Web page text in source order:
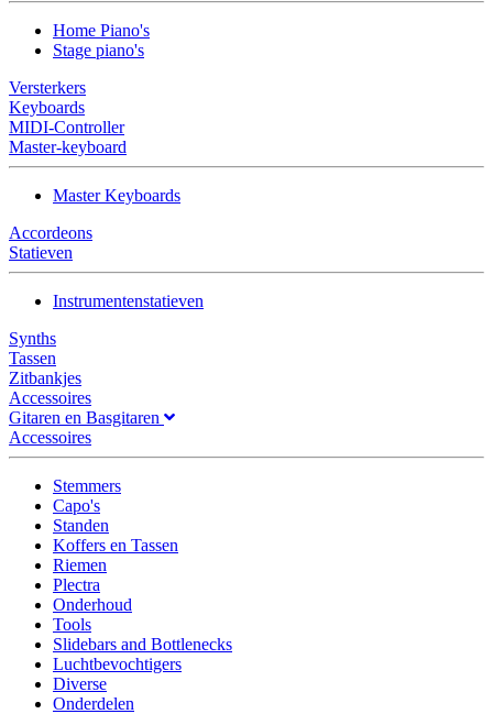
Home Piano's
Stage piano's
Versterkers
Keyboards
MIDI-Controller
Master-keyboard
Master Keyboards
Accordeons
Statieven
Instrumentenstatieven
Synths
Tassen
Zitbankjes
Accessoires
Gitaren en Basgitaren
Accessoires
Stemmers
Capo's
Standen
Koffers en Tassen
Riemen
Plectra
Onderhoud
Tools
Slidebars and Bottlenecks
Luchtbevochtigers
Diverse
Onderdelen